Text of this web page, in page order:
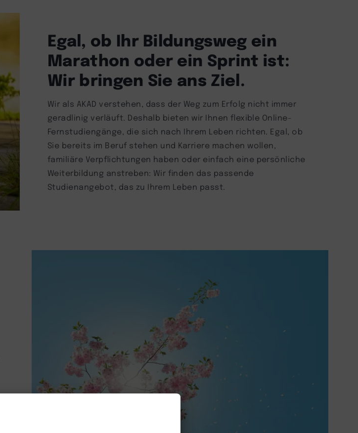
Egal, ob Ihr Bildungsweg ein
Marathon oder ein Sprint ist:
Wir bringen Sie ans Ziel.
Wir als AKAD verstehen, dass der Weg zum Erfolg nicht immer
geradlinig verläuft. Deshalb bieten wir Ihnen flexible Online-
Fernstudiengänge, die sich nach Ihrem Leben richten. Egal, ob
Sie bereits im Beruf stehen und Karriere machen wollen,
familiäre Verpflichtungen haben oder einfach eine persönliche
Weiterbildung anstreben: Wir finden das passende
Studienangebot, das zu Ihrem Leben passt.